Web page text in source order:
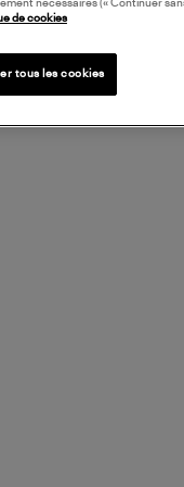
nécessaires (« Continuer
de cookies
tous les cookies